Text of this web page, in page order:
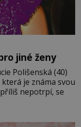
jiné ženy
Polišenská (40)
je známa svou
nepotrpí, se